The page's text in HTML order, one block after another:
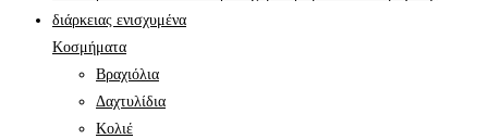
Κοσμήματα
Βραχιόλια
Δαχτυλίδια
Κολιέ